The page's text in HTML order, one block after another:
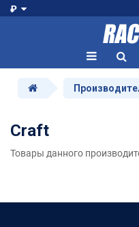
₽
Craft
Товары данного